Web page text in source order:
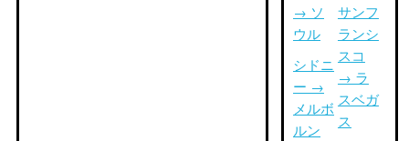
→ ソ
ウル
シドニ
ー →
メルボ
ルン
サンフ
ランシ
スコ
→ ラ
スベガ
ス